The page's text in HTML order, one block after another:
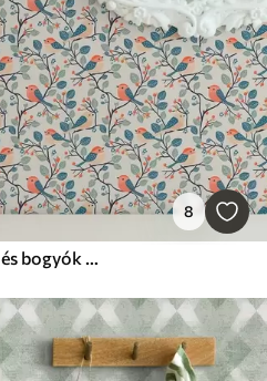
8
Falvédő Madarak az ágakon és bogyók meleg színekben